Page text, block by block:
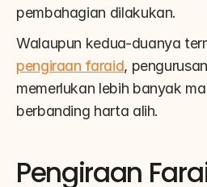
pembahagian dilakukan.
pengiraan faraid,
memerlukan lebih banyak
berbanding harta alih.
Pengiraan